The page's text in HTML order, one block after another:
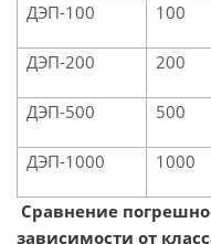
ДЭП-100
100
ДЭП-200
200
ДЭП-500
500
ДЭП-1000
1000
Сравнение
зависимости от